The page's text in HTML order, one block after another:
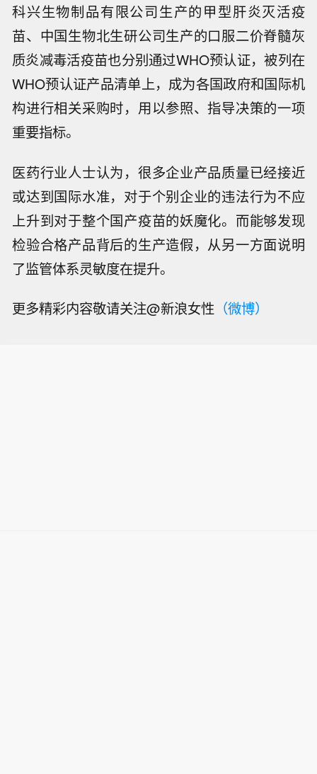
科兴生物制品有限公司生产的甲型肝炎灭活疫
苗、中国生物北生研公司生产的口服二价脊髓灰
质炎减毒活疫苗也分别通过WHO预认证，被列在
WHO预认证产品清单上，成为各国政府和国际机
构进行相关采购时，用以参照、指导决策的一项
重要指标。
医药行业人士认为，很多企业产品质量已经接近
或达到国际水准，对于个别企业的违法行为不应
上升到对于整个国产疫苗的妖魔化。而能够发现
检验合格产品背后的生产造假，从另一方面说明
了监管体系灵敏度在提升。
更多精彩内容敬请关注@新浪女性 （微博）